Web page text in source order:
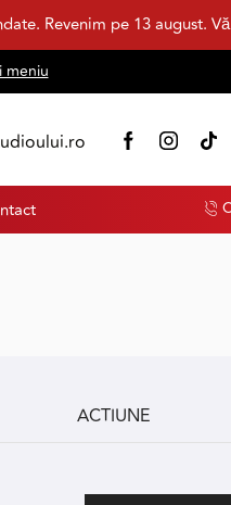
Revenim pe 13 august.
meniu
ACTIUNE